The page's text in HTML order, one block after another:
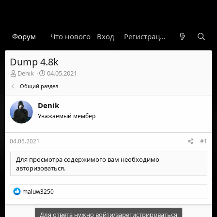
Форум Что нового Гарант Новости
Вход Регистрация
Dump 4.8k
А
о
р
е
м
ы
Denik
Д
т
н
а
а
04.05.2021
Общий раздел
Denik
Уважаемый мембер
04.05.2021 #1
Для просмотра содержимого вам необходимо
авторизоваться.
Р
е
а
maluw3250
Для ответа нужно войти/зарегистрироваться